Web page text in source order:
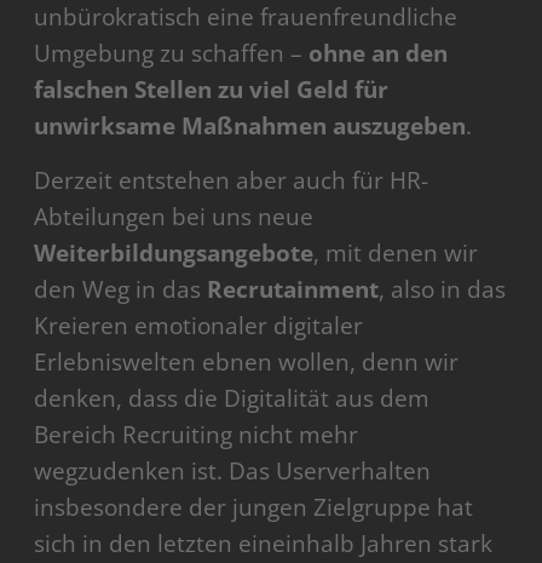
unbürokratisch eine frauenfreundliche
Umgebung zu schaffen – ohne an den
falschen Stellen zu viel Geld für
unwirksame Maßnahmen auszugeben.
Derzeit entstehen aber auch für HR-
Abteilungen bei uns neue
Weiterbildungsangebote, mit denen wir
den Weg in das Recrutainment, also in das
Kreieren emotionaler digitaler
Erlebniswelten ebnen wollen, denn wir
denken, dass die Digitalität aus dem
Bereich Recruiting nicht mehr
wegzudenken ist. Das Userverhalten
insbesondere der jungen Zielgruppe hat
sich in den letzten eineinhalb Jahren stark